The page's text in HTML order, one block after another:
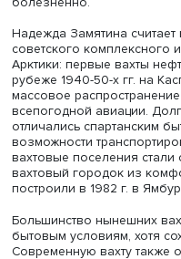
об эффективном и
всеобщем развале в
действительности.
расселенным
новые города» в
тип населенного
технологически
Еще в 1970-е гг.
закрытия поселков,
полезных ископаемых,
лагпунктах ГУЛАГа,
условиям проживания.